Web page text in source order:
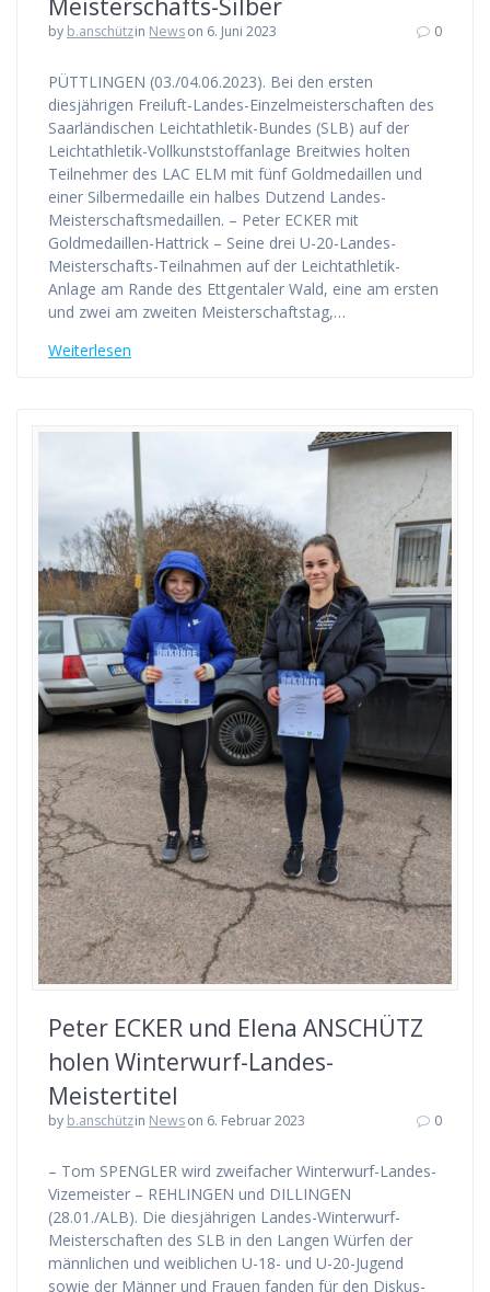
Meisterschafts-Silber
by b.anschützin Newson 6. Juni 2023 0
PÜTTLINGEN (03./04.06.2023). Bei den ersten
diesjährigen Freiluft-Landes-Einzelmeisterschaften des
Saarländischen Leichtathletik-Bundes (SLB) auf der
Leichtathletik-Vollkunststoffanlage Breitwies holten
Teilnehmer des LAC ELM mit fünf Goldmedaillen und
einer Silbermedaille ein halbes Dutzend Landes-
Meisterschaftsmedaillen. – Peter ECKER mit
Goldmedaillen-Hattrick – Seine drei U-20-Landes-
Meisterschafts-Teilnahmen auf der Leichtathletik-
Anlage am Rande des Ettgentaler Wald, eine am ersten
und zwei am zweiten Meisterschaftstag,…
Weiterlesen
Peter ECKER und Elena ANSCHÜTZ
holen Winterwurf-Landes-
Meistertitel
by b.anschützin Newson 6. Februar 2023 0
– Tom SPENGLER wird zweifacher Winterwurf-Landes-
Vizemeister – REHLINGEN und DILLINGEN
(28.01./ALB). Die diesjährigen Landes-Winterwurf-
Meisterschaften des SLB in den Langen Würfen der
männlichen und weiblichen U-18- und U-20-Jugend
sowie der Männer und Frauen fanden für den Diskus-